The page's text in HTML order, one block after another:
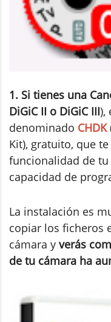
1. Si tienes una
DiGiC II o DiGiC III),
denominado CHDK
Kit), gratuito, que
funcionalidad de
capacidad de
La instalación es
copiar los ficheros
cámara y verás
de tu cámara ha